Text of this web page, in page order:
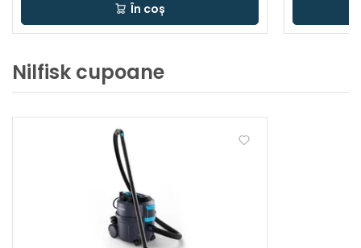
În coș
Nilfisk cupoane